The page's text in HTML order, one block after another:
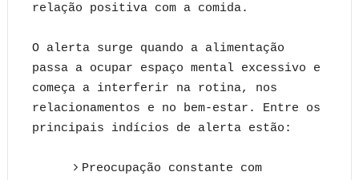
relação positiva com a comida.
O alerta surge quando a alimentação
passa a ocupar espaço mental excessivo e
começa a interferir na rotina, nos
relacionamentos e no bem-estar. Entre os
principais indícios de alerta estão:
Preocupação constante com